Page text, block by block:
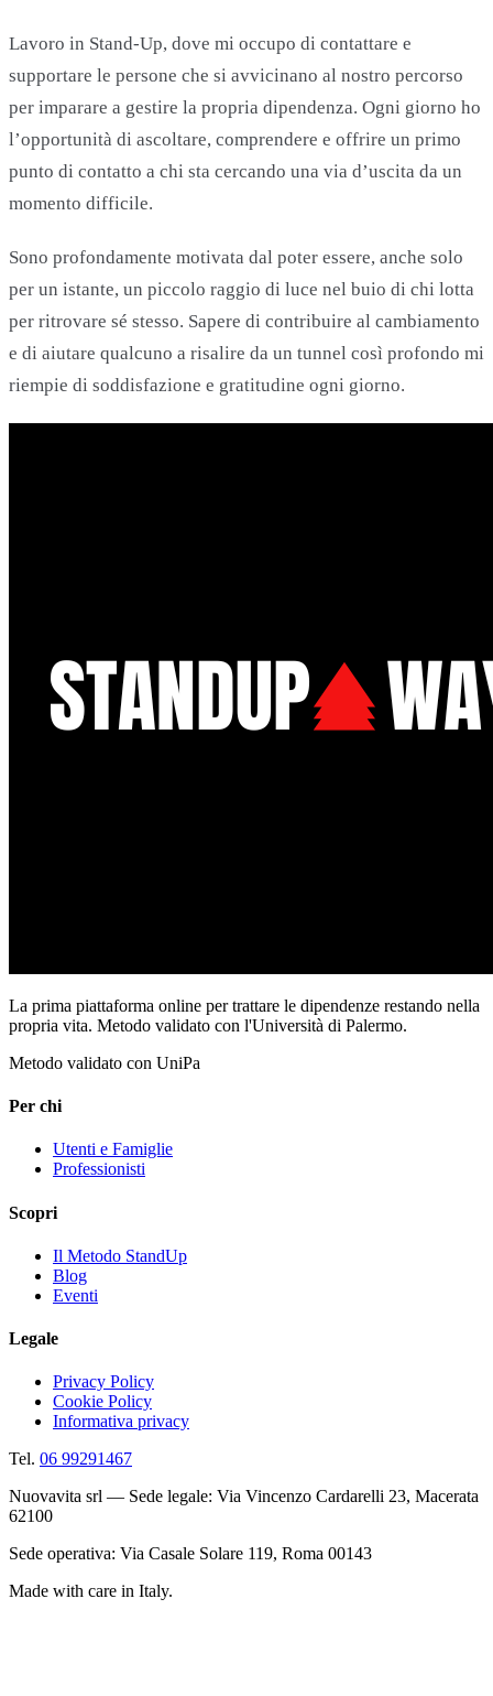
Lavoro in Stand-Up, dove mi occupo di contattare e
supportare le persone che si avvicinano al nostro percorso
per imparare a gestire la propria dipendenza. Ogni giorno ho
l’opportunità di ascoltare, comprendere e offrire un primo
punto di contatto a chi sta cercando una via d’uscita da un
momento difficile.
Sono profondamente motivata dal poter essere, anche solo
per un istante, un piccolo raggio di luce nel buio di chi lotta
per ritrovare sé stesso. Sapere di contribuire al cambiamento
e di aiutare qualcuno a risalire da un tunnel così profondo mi
riempie di soddisfazione e gratitudine ogni giorno.
La prima piattaforma online per trattare le dipendenze restando nella
propria vita. Metodo validato con l'Università di Palermo.
Metodo validato con UniPa
Per chi
Utenti e Famiglie
Professionisti
Scopri
Il Metodo StandUp
Blog
Eventi
Legale
Privacy Policy
Cookie Policy
Informativa privacy
Tel. 06 99291467
Nuovavita srl — Sede legale: Via Vincenzo Cardarelli 23, Macerata
62100
Sede operativa: Via Casale Solare 119, Roma 00143
Made with care in Italy.